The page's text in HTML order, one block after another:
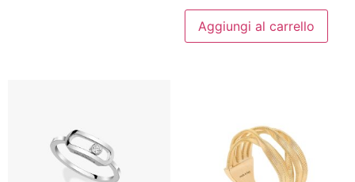
Aggiungi al carrello